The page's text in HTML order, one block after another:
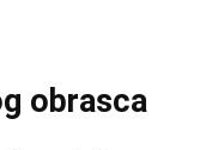
obrasca